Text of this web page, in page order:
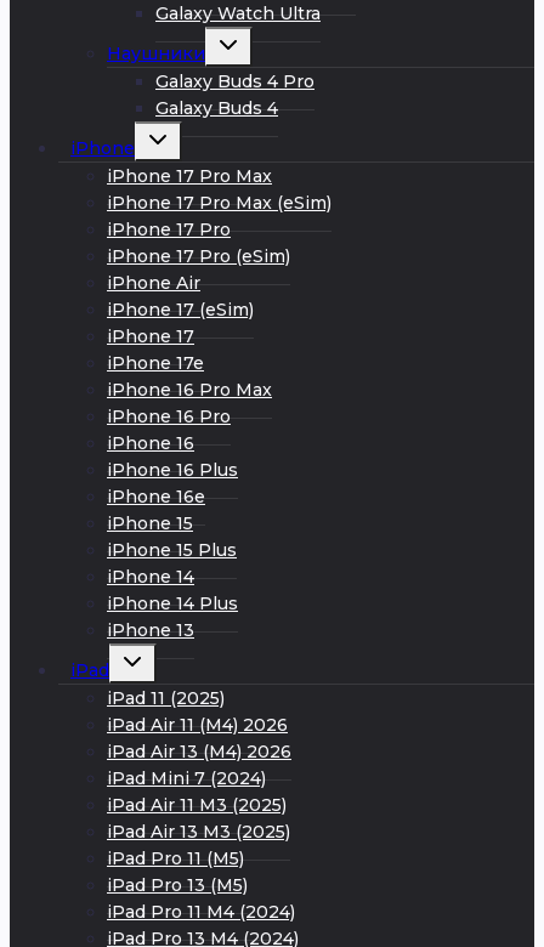
Galaxy Watch Ultra
Наушники
Развернуть
дочернее
меню
Galaxy Buds 4 Pro
Galaxy Buds 4
iPhone
Развернуть
дочернее
меню
iPhone 17 Pro Max
iPhone 17 Pro Max (eSim)
iPhone 17 Pro
iPhone 17 Pro (eSim)
iPhone Air
iPhone 17 (eSim)
iPhone 17
iPhone 17e
iPhone 16 Pro Max
iPhone 16 Pro
iPhone 16
iPhone 16 Plus
iPhone 16e
iPhone 15
iPhone 15 Plus
iPhone 14
iPhone 14 Plus
iPhone 13
iPad
Развернуть
дочернее
меню
iPad 11 (2025)
iPad Air 11 (M4) 2026
iPad Air 13 (M4) 2026
iPad Mini 7 (2024)
iPad Air 11 M3 (2025)
iPad Air 13 M3 (2025)
iPad Pro 11 (M5)
iPad Pro 13 (M5)
iPad Pro 11 M4 (2024)
iPad Pro 13 M4 (2024)